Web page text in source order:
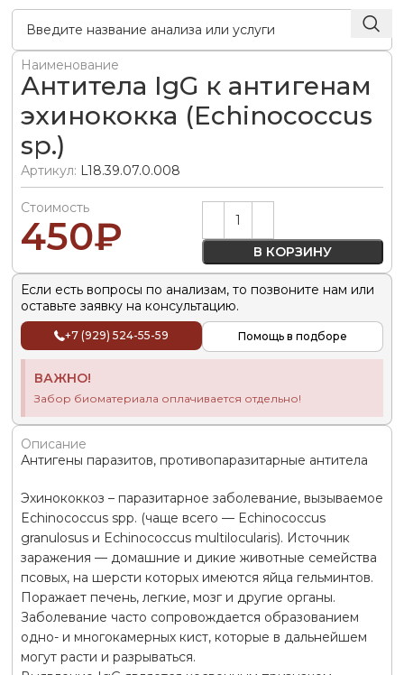
Наименование
Антитела IgG к антигенам
эхинококка (Echinococcus
sp.)
Артикул: L18.39.07.0.008
Стоимость
450₽ В КОРЗИНУ
Alternative:
Если есть вопросы по анализам, то позвоните нам или
оставьте заявку на консультацию.
+7 (929) 524-55-59 Помощь в подборе
ВАЖНО!
Забор биоматериала оплачивается отдельно!
Описание
Антигены паразитов, противопаразитарные антитела
Эхинококкоз – паразитарное заболевание, вызываемое
Echinococcus spp. (чаще всего — Echinococcus
granulosus и Echinococcus multilocularis). Источник
заражения — домашние и дикие животные семейства
псовых, на шерсти которых имеются яйца гельминтов.
Поражает печень, легкие, мозг и другие органы.
Заболевание часто сопровождается образованием
одно- и многокамерных кист, которые в дальнейшем
могут расти и разрываться.